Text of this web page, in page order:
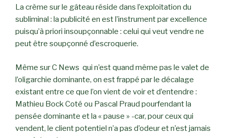
La crème sur le gâteau réside dans l’exploitation du
subliminal : la publicité en est l’instrument par excellence
puisqu’à priori insoupçonnable : celui qui veut vendre ne
peut être soupçonné d’escroquerie.
Même sur C News qui n’est quand même pas le valet de
l’oligarchie dominante, on est frappé par le décalage
existant entre ce que l’on vient de voir et d’entendre :
Mathieu Bock Coté ou Pascal Praud pourfendant la
pensée dominante et la « pause » -car, pour ceux qui
vendent, le client potentiel n’a pas d’odeur et n’est jamais